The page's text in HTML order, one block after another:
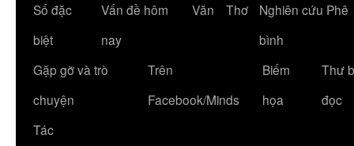
Số đặc
biệt
Vấn đề hôm
nay
Văn Thơ
Nghiên cứu Phê
bình
Gặp gỡ và trò
chuyện
Trên
Facebook/Minds
Biếm
họa
Thư
đọc
Tác